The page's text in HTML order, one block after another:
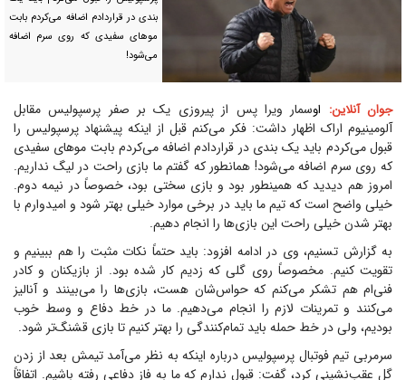
بندی در قراردادم اضافه می‌کردم بابت
مو‌های سفیدی که روی سرم اضافه
می‌شود!
جوان آنلاین: اوسمار ویرا پس از پیروزی یک بر صفر پرسپولیس مقابل
آلومینیوم اراک اظهار داشت: فکر می‌کنم قبل از اینکه پیشنهاد پرسپولیس را
قبول می‌کردم باید یک بندی در قراردادم اضافه می‌کردم بابت مو‌های سفیدی
که روی سرم اضافه می‌شود! همانطور که گفتم ما بازی راحت در لیگ نداریم.
امروز هم دیدید که همینطور بود و بازی سختی بود، خصوصاً در نیمه دوم.
خیلی واضح است که تیم ما باید در برخی موارد خیلی بهتر شود و امیدوارم با
بهتر شدن خیلی راحت این بازی‌ها را انجام دهیم.
به گزارش تسنیم، وی در ادامه افزود: باید حتماً نکات مثبت را هم ببینیم و
تقویت کنیم. مخصوصاً روی گلی که زدیم کار شده بود. از بازیکنان و کادر
فنی‌ام هم تشکر می‌کنم که حواس‌شان هست، بازی‌ها را می‌بینند و آنالیز
می‌کنند و تمرینات لازم را انجام می‌دهیم. ما در خط دفاع و وسط خوب
بودیم، ولی در خط حمله باید تمام‌کنندگی را بهتر کنیم تا بازی قشنگ‌تر شود.
سرمربی تیم فوتبال پرسپولیس درباره اینکه به نظر می‌آمد تیمش بعد از زدن
گل عقب‌نشینی کرد، گفت: قبول ندارم که ما به فاز دفاعی رفته باشیم. اتفاقاً